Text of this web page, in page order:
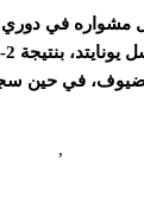
مشواره في دوري
في حين
,